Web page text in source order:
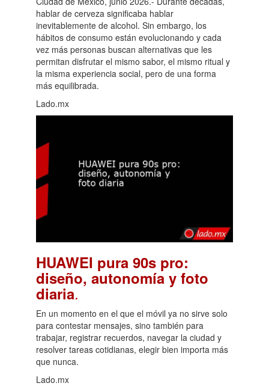
hablar de cerveza significaba hablar
inevitablemente de alcohol. Sin embargo, los
hábitos de consumo están evolucionando y cada
vez más personas buscan alternativas que les
permitan disfrutar el mismo sabor, el mismo ritual y
la misma experiencia social, pero de una forma
más equilibrada.
Lado.mx
HUAWEI pura 90s pro:
diseño, autonomía y foto
diaria.
En un momento en el que el móvil ya no sirve solo
para contestar mensajes, sino también para
trabajar, registrar recuerdos, navegar la ciudad y
resolver tareas cotidianas, elegir bien importa más
que nunca.
Lado.mx